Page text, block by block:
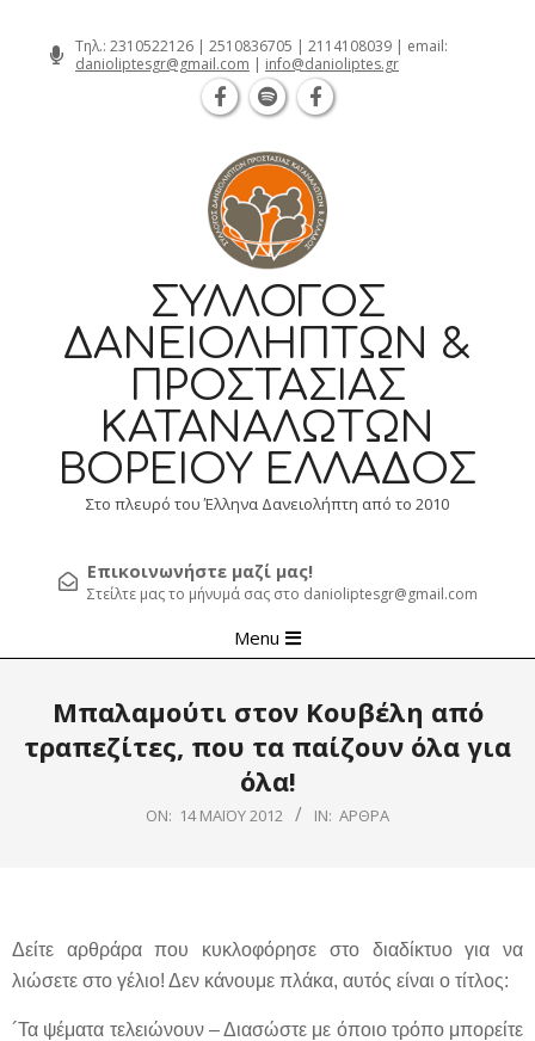
Τηλ.: 2310522126 | 2510836705 | 2114108039 | email:
danioliptesgr@gmail.com | info@danioliptes.gr
ΣΎΛΛΟΓΟΣ
ΔΑΝΕΙΟΛΗΠΤΏΝ &
ΠΡΟΣΤΑΣΊΑΣ
ΚΑΤΑΝΑΛΩΤΏΝ
ΒΟΡΕΊΟΥ ΕΛΛΆΔΟΣ
Στο πλευρό του Έλληνα Δανειολήπτη από το 2010
Επικοινωνήστε μαζί μας!
Στείλτε μας το μήνυμά σας στο danioliptesgr@gmail.com
Navigation
Menu
Μπαλαμούτι στον Κουβέλη από
τραπεζίτες, που τα παίζουν όλα για
όλα!
ON: 14 ΜΑΪ́ΟΥ 2012 IN: ΆΡΘΡΑ
Δείτε αρθράρα που κυκλοφόρησε στο διαδίκτυο για να
λιώσετε στο γέλιο! Δεν κάνουμε πλάκα, αυτός είναι ο τίτλος:
´Τα ψέματα τελειώνουν – Διασώστε με όποιο τρόπο μπορείτε